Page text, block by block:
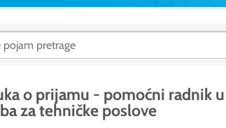
o prijamu - pomoćni radnik
za tehničke poslove